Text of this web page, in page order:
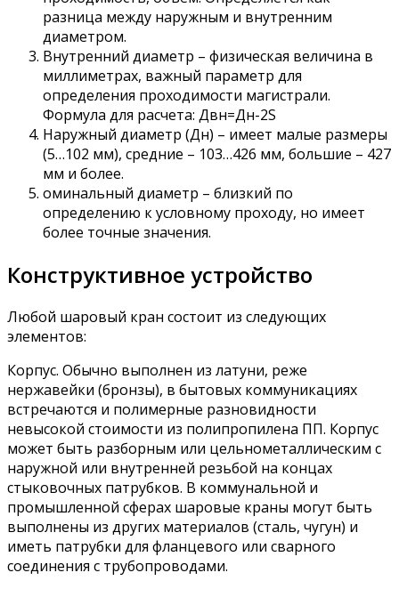
разница между наружным и внутренним
диаметром.
Внутренний диаметр – физическая величина в
миллиметрах, важный параметр для
определения проходимости магистрали.
Формула для расчета: Двн=Дн-2S
Наружный диаметр (Дн) – имеет малые размеры
(5…102 мм), средние – 103…426 мм, большие – 427
мм и более.
оминальный диаметр – близкий по
определению к условному проходу, но имеет
более точные значения.
Конструктивное устройство
Любой шаровый кран состоит из следующих
элементов:
Корпус. Обычно выполнен из латуни, реже
нержавейки (бронзы), в бытовых коммуникациях
встречаются и полимерные разновидности
невысокой стоимости из полипропилена ПП. Корпус
может быть разборным или цельнометаллическим с
наружной или внутренней резьбой на концах
стыковочных патрубков. В коммунальной и
промышленной сферах шаровые краны могут быть
выполнены из других материалов (сталь, чугун) и
иметь патрубки для фланцевого или сварного
соединения с трубопроводами.